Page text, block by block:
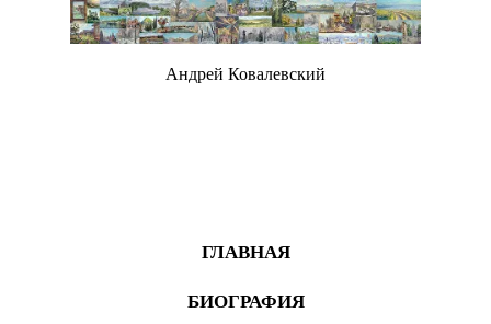
Андрей Ковалевский
ГЛАВНАЯ
БИОГРАФИЯ